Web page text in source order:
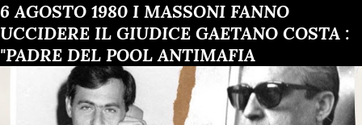
6 AGOSTO 1980 I MASSONI FANNO
UCCIDERE IL GIUDICE GAETANO COSTA :
"PADRE DEL POOL ANTIMAFIA